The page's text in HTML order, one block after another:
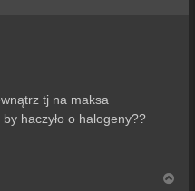
tj na maksa
haczyło o halogeny??